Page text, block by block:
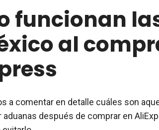
funcionan
al
a comentar en detalle cuáles son
aduanas después de comprar en